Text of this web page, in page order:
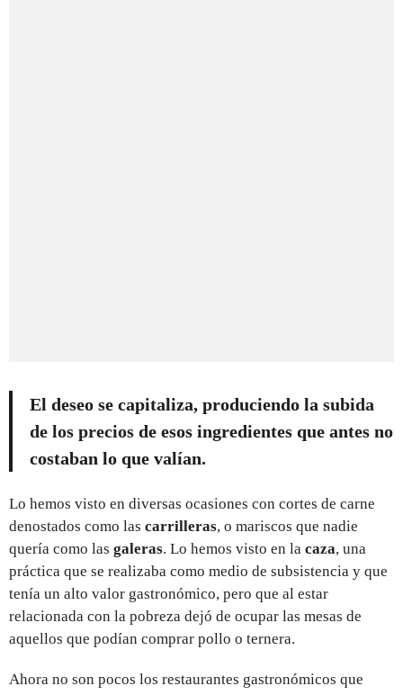
El deseo se capitaliza, produciendo la subida
de los precios de esos ingredientes que antes no
costaban lo que valían.
Lo hemos visto en diversas ocasiones con cortes de carne
denostados como las carrilleras, o mariscos que nadie
quería como las galeras. Lo hemos visto en la caza, una
práctica que se realizaba como medio de subsistencia y que
tenía un alto valor gastronómico, pero que al estar
relacionada con la pobreza dejó de ocupar las mesas de
aquellos que podían comprar pollo o ternera.
Ahora no son pocos los restaurantes gastronómicos que